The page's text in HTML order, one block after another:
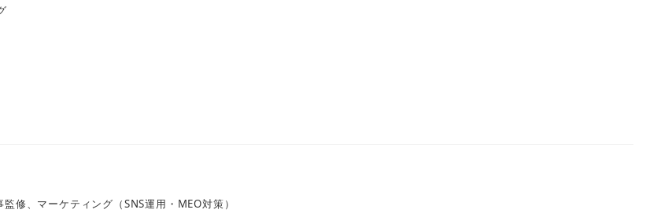
修、マーケティング（SNS運用・MEO対策）